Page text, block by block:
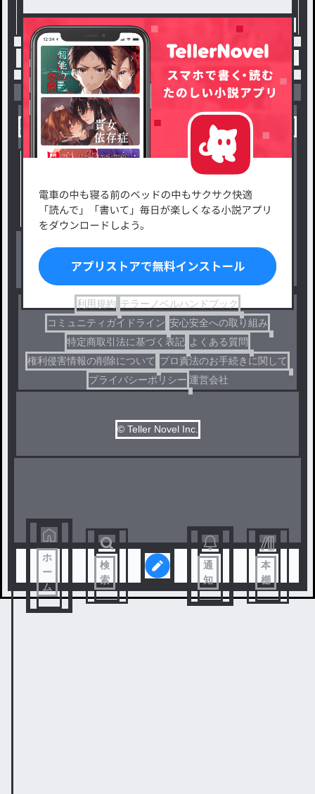
トップ BL 原作無視してます。ほんとにすいま
小説を探す
新着小説一覧
小説コンテスト応募・公募
出版・メディアミックス作品
ジャンルから探す
恋愛・ロマンス
ファンタジー・異世界・SF
ホラー・ミステリー
コメディ
利用規約 テラーノベルハンドブック
コミュニティガイドライン 安心安全への取り組み
特定商取引法に基づく表記 よくある質問
権利侵害情報の削除について プロ責法のお手続きに関して
プライバシーポリシー 運営会社
© Teller Novel Inc.
ホ
ー
ム
検
索
通
知
本
棚